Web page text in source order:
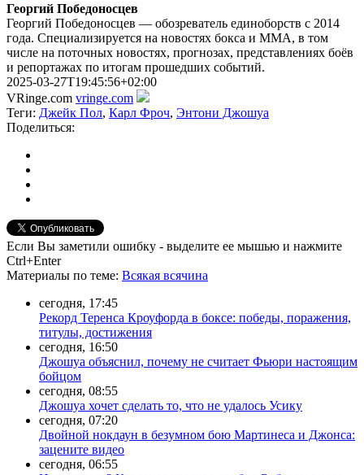
Георгий Победоносцев
Георгий Победоносцев — обозреватель единоборств с 2014
года. Специализируется на новостях бокса и ММА, в том
числе на поточных новостях, прогнозах, представлениях боёв
и репортажах по итогам прошедших событий.
2025-03-27T19:45:56+02:00
VRinge.com vringe.com
Теги: Джейк Пол, Карл Фроч, Энтони Джошуа
Поделиться:
Если Вы заметили ошибку - выделите ее мышью и нажмите
Ctrl+Enter
Материалы по теме: Всякая всячина
сегодня, 17:45
Рекорд Теренса Кроуфорда в боксе: победы, поражения,
титулы, достижения
сегодня, 16:50
Джошуа объяснил, почему не считает Фьюри настоящим
бойцом
сегодня, 08:55
Джошуа хочет сделать то, что не удалось Усику
сегодня, 07:20
Двойной нокдаун в безумном бою Мартинеса и Джонса:
зацените видео
сегодня, 06:55